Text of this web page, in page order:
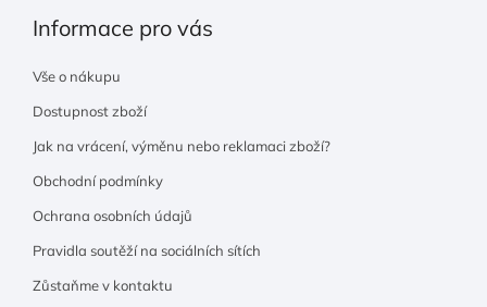
Informace pro vás
Vše o nákupu
Dostupnost zboží
Jak na vrácení, výměnu nebo reklamaci zboží?
Obchodní podmínky
Ochrana osobních údajů
Pravidla soutěží na sociálních sítích
Zůstaňme v kontaktu